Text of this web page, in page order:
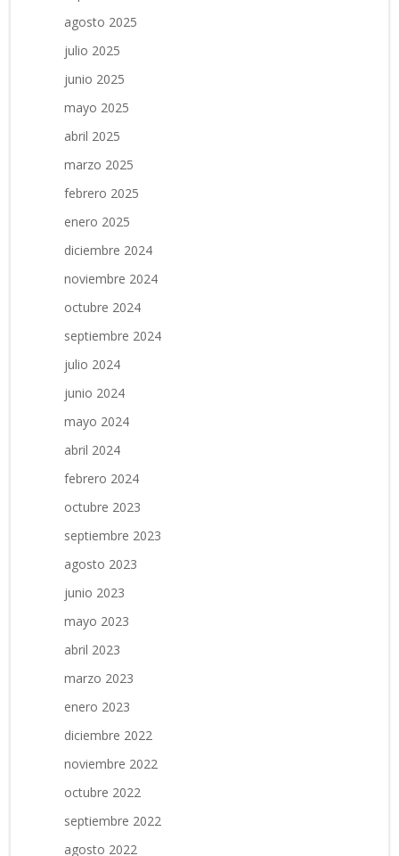
agosto 2025
julio 2025
junio 2025
mayo 2025
abril 2025
marzo 2025
febrero 2025
enero 2025
diciembre 2024
noviembre 2024
octubre 2024
septiembre 2024
julio 2024
junio 2024
mayo 2024
abril 2024
febrero 2024
octubre 2023
septiembre 2023
agosto 2023
junio 2023
mayo 2023
abril 2023
marzo 2023
enero 2023
diciembre 2022
noviembre 2022
octubre 2022
septiembre 2022
agosto 2022